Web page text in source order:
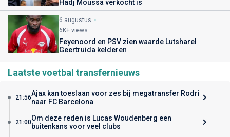
Hadj Moussa verkocht is
6 augustus
6K+ views
Feyenoord en PSV zien waarde Lutsharel
Geertruida kelderen
Laatste voetbal transfernieuws
21:56Ajax kan toeslaan voor zes bij megatransfer Rodri
naar FC Barcelona
21:00Om deze reden is Lucas Woudenberg een
buitenkans voor veel clubs